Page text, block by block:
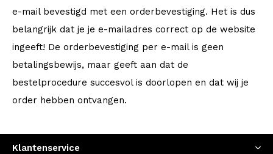
e-mail bevestigd met een orderbevestiging. Het is dus
belangrijk dat je je e-mailadres correct op de website
ingeeft! De orderbevestiging per e-mail is geen
betalingsbewijs, maar geeft aan dat de
bestelprocedure succesvol is doorlopen en dat wij je
order hebben ontvangen.
Klantenservice